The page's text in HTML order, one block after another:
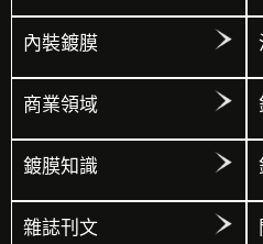
內裝鍍膜
商業領域
鍍膜知識
雜誌刊文